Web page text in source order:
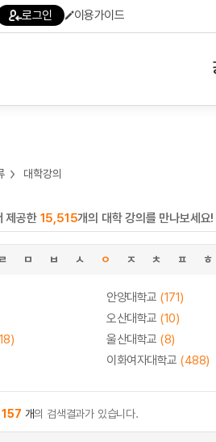
로그인 이용가이드
대학강의
제공한 15,515개의 대학 강의를 만나보세요!
ㄹ ㅁ ㅂ ㅅ ㅇ ㅈ ㅊ ㅍ ㅎ
안양대학교 (171)
오산대학교 (10)
울산대학교 (8)
이화여자대학교 (488)
157 개의 검색결과가 있습니다.